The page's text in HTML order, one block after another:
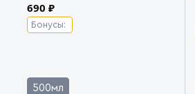
690 ₽
Бонусы:
500мл